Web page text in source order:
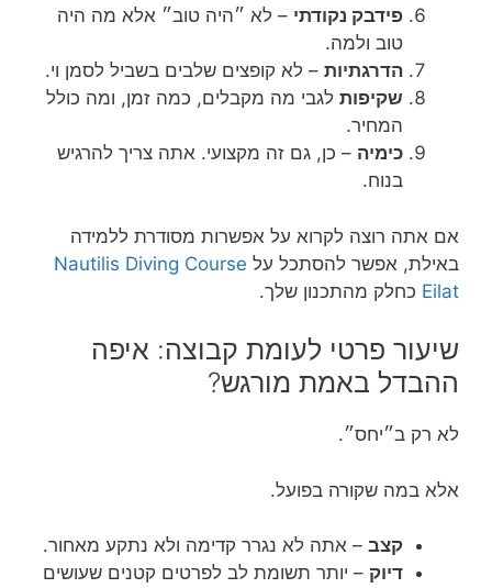
פידבק נקודתי – לא ״היה טוב״ אלא מה היה
טוב ולמה.
הדרגתיות – לא קופצים שלבים בשביל לסמן וי.
שקיפות לגבי מה מקבלים, כמה זמן, ומה כולל
המחיר.
כימיה – כן, גם זה מקצועי. אתה צריך להרגיש
בנוח.
אם אתה רוצה לקרוא על אפשרות מסודרת ללמידה
באילת, אפשר להסתכל על Nautilis Diving Course
Eilat כחלק מהתכנון שלך.
שיעור פרטי לעומת קבוצה: איפה
ההבדל באמת מורגש?
לא רק ב״יחס״.
אלא במה שקורה בפועל.
קצב – אתה לא נגרר קדימה ולא נתקע מאחור.
דיוק – יותר תשומת לב לפרטים קטנים שעושים